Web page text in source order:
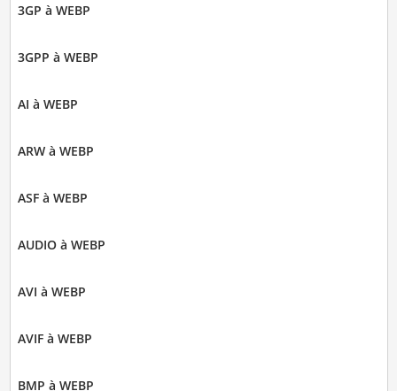
3GP à WEBP
3GPP à WEBP
AI à WEBP
ARW à WEBP
ASF à WEBP
AUDIO à WEBP
AVI à WEBP
AVIF à WEBP
BMP à WEBP